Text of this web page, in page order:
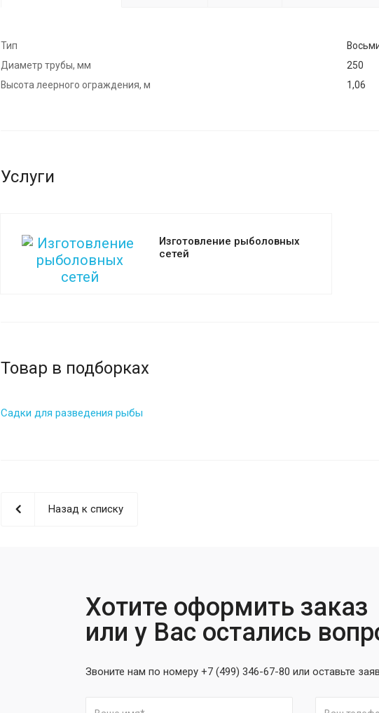
Тип
Диаметр трубы, мм
250
Высота леерного ограждения, м
1,06
Услуги
Изготовление рыболовных
сетей
Товар в подборках
Садки для разведения рыбы
Назад к списку
Хотите оформить заказ
или у Вас остались
Звоните нам по номеру +7 (499) 346-67-80 или оставьте